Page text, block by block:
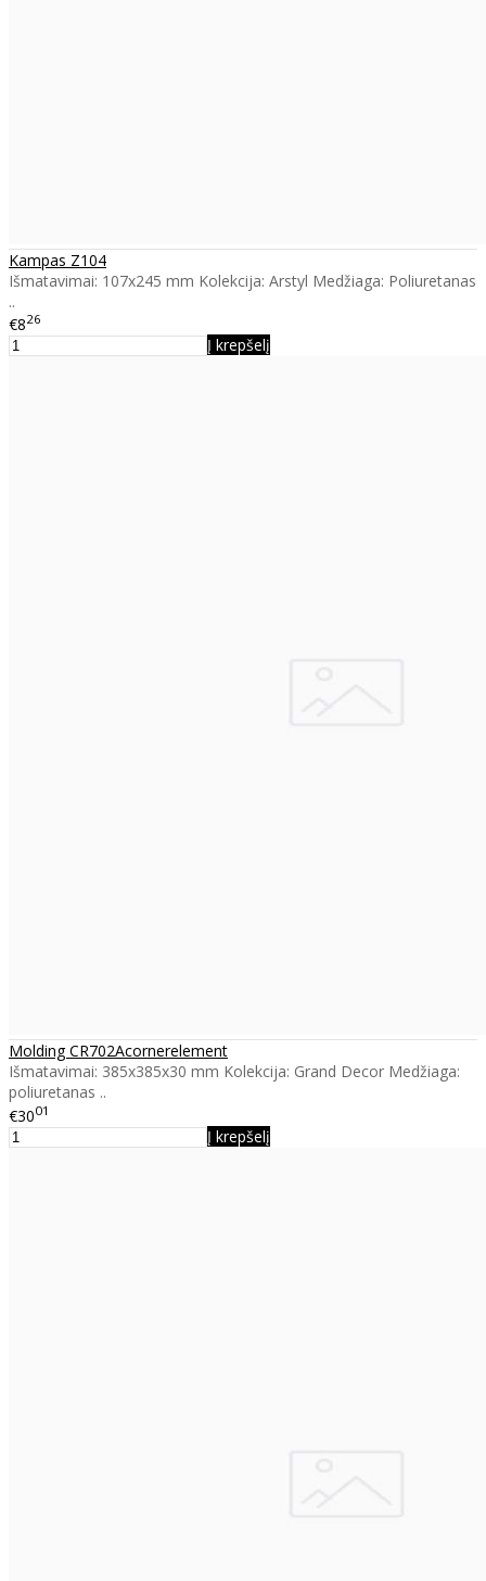
Kampas Z104
Išmatavimai: 107x245 mm Kolekcija: Arstyl Medžiaga: Poliuretanas
..
€826
Į krepšelį
Molding CR702Acornerelement
Išmatavimai: 385x385x30 mm Kolekcija: Grand Decor Medžiaga:
poliuretanas ..
€3001
Į krepšelį